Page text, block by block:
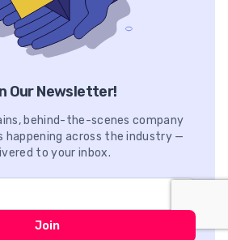
Our Newsletter!
behind-the-scenes company
happening across the industry —
to your inbox.
Join